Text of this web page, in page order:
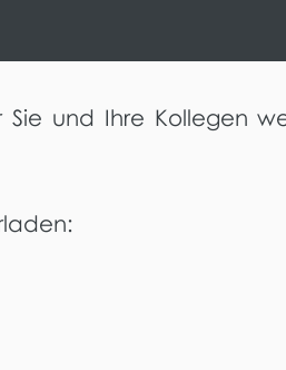
Sie und Ihre Kollegen